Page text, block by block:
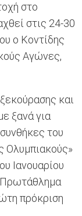
στο
στις 24-30
ο Κοντίδης
Αγώνες,
και
ξανά για
συνθήκες του
Ολυμπιακούς»
Ιανουαρίου
Πρωτάθλημα
πρόκριση